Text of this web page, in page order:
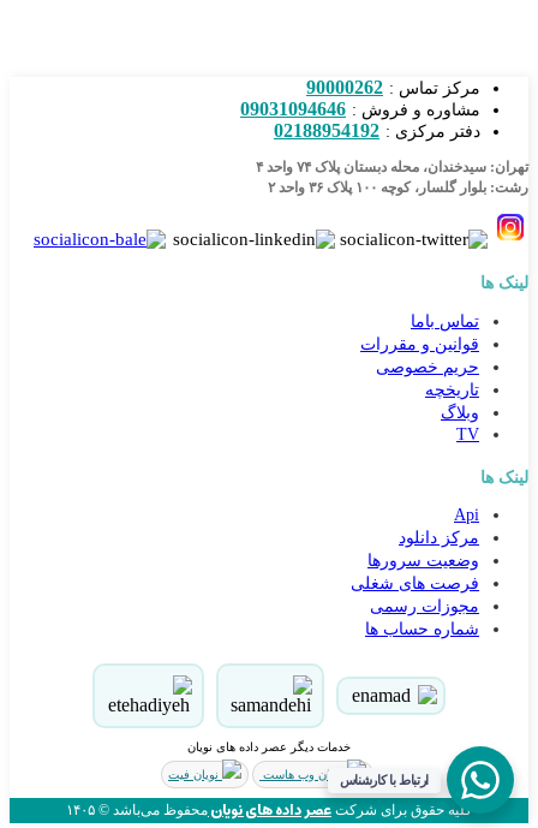
ارتباط با کارشناس
جهت ارتباط در پیامرسان بله کلیک کنید
تماس تلفنی با کارشناس فروش
09031094646
021-88954192
ذخیره در مخاطبین
ذخیره کنید شماره مون یادتون نره!
مرکز تماس : 90000262
مشاوره و فروش : 09031094646
دفتر مرکزی : 02188954192
تهران: سیدخندان، محله دبستان پلاک ۷۴ واحد ۴
رشت: بلوار گلسار، کوچه ۱۰۰ پلاک ۳۶ واحد ۲
لینک ها
تماس باما
قوانین و مقررات
حریم خصوصی
تاریخچه
وبلاگ
TV
لینک ها
Api
مرکز دانلود
وضعیت سرورها
فرصت های شغلی
مجوزات رسمی
شماره حساب ها
خدمات دیگر عصر داده های نویان
نویان وب هاست نویان فیت
کلیه حقوق برای شرکت عصر داده های نویانمحفوظ می‌باشد © ۱۴۰۵